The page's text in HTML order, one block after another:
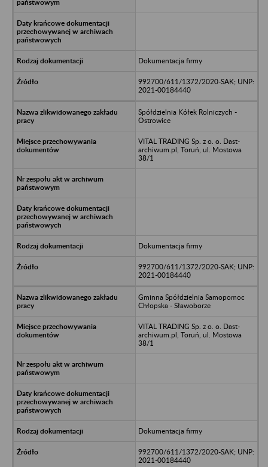
Dokumentacja firmy
992700/611/1372/2020-SAK; UNP:
2021-00184440
Spółdzielnia Kółek Rolniczych -
Ostrowice
VITAL TRADING Sp. z o. o. Dast-
archiwum.pl, Toruń, ul. Mostowa
38/1
Dokumentacja firmy
992700/611/1372/2020-SAK; UNP:
2021-00184440
Gminna Spółdzielnia Samopomoc
Chłopska - Sławoborze
VITAL TRADING Sp. z o. o. Dast-
archiwum.pl, Toruń, ul. Mostowa
38/1
Dokumentacja firmy
992700/611/1372/2020-SAK; UNP:
2021-00184440